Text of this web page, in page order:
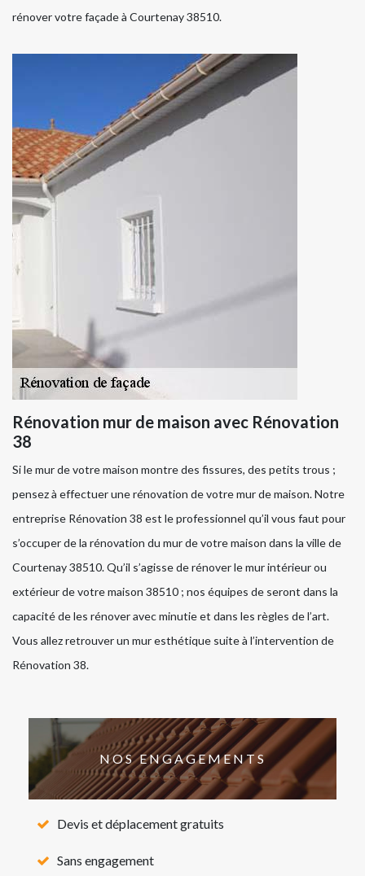
rénover votre façade à Courtenay 38510.
Rénovation mur de maison avec Rénovation
38
Si le mur de votre maison montre des fissures, des petits trous ;
pensez à effectuer une rénovation de votre mur de maison. Notre
entreprise Rénovation 38 est le professionnel qu’il vous faut pour
s’occuper de la rénovation du mur de votre maison dans la ville de
Courtenay 38510. Qu’il s’agisse de rénover le mur intérieur ou
extérieur de votre maison 38510 ; nos équipes de seront dans la
capacité de les rénover avec minutie et dans les règles de l’art.
Vous allez retrouver un mur esthétique suite à l’intervention de
Rénovation 38.
NOS ENGAGEMENTS
Devis et déplacement gratuits
Sans engagement